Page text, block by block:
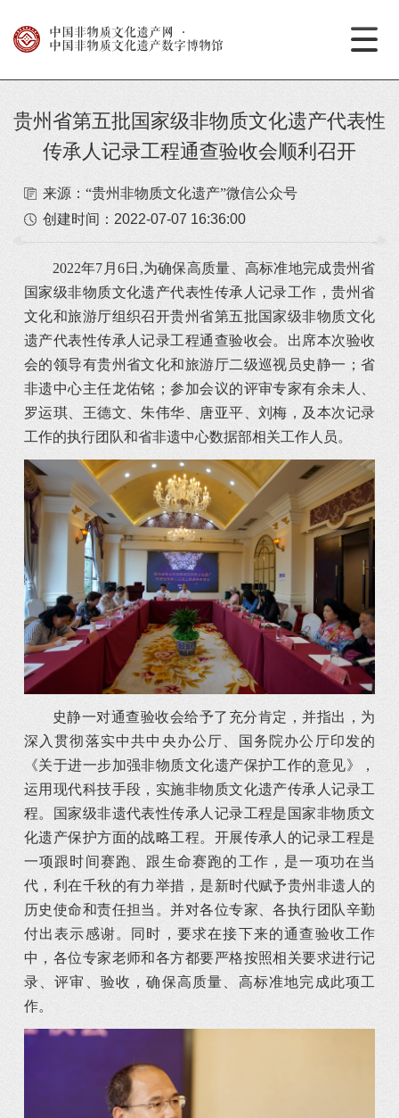
中国非物质文化遗产网
·
中国非物质文化遗产数字博物馆
贵州省第五批国家级非物质文化遗产代表性
传承人记录工程通查验收会顺利召开
来源：“贵州非物质文化遗产”微信公众号
创建时间： 2022-07-07 16:36:00
2022年7月6日,为确保高质量、高标准地完成贵州省
国家级非物质文化遗产代表性传承人记录工作，贵州省
文化和旅游厅组织召开贵州省第五批国家级非物质文化
遗产代表性传承人记录工程通查验收会。出席本次验收
会的领导有贵州省文化和旅游厅二级巡视员史静一；省
非遗中心主任龙佑铭；参加会议的评审专家有余未人、
罗运琪、王德文、朱伟华、唐亚平、刘梅，及本次记录
工作的执行团队和省非遗中心数据部相关工作人员。
史静一对通查验收会给予了充分肯定，并指出，为
深入贯彻落实中共中央办公厅、国务院办公厅印发的
《关于进一步加强非物质文化遗产保护工作的意见》，
运用现代科技手段，实施非物质文化遗产传承人记录工
程。国家级非遗代表性传承人记录工程是国家非物质文
化遗产保护方面的战略工程。开展传承人的记录工程是
一项跟时间赛跑、跟生命赛跑的工作，是一项功在当
代，利在千秋的有力举措，是新时代赋予贵州非遗人的
历史使命和责任担当。并对各位专家、各执行团队辛勤
付出表示感谢。同时，要求在接下来的通查验收工作
中，各位专家老师和各方都要严格按照相关要求进行记
录、评审、验收，确保高质量、高标准地完成此项工
作。